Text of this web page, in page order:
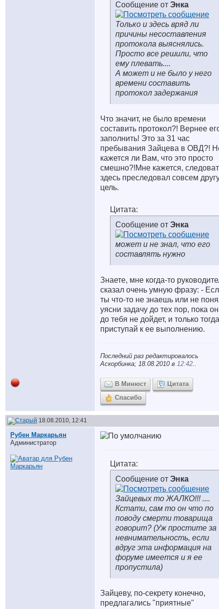
Сообщение от Энка
Только и здесь вряд ли
причины несоставления
протокола выяснялись.
Просто все решили, что
ему плевать....
А может и не было у него
времени составить
протокол задержания
Что значит, не было времени
составить протокол?! Вернее
заполнить! Это за 31 час
пребывания Зайцева в ОВД?!
кажется ли Вам, что это просто
смешно?!Мне кажется,
здесь преследовал совсем
цель.
Цитата:
Сообщение от Энка
может и не знал, что его
составлять нужно
Знаете, мне когда-то
сказал очень умную фразу: -
ты что-то не знаешь или не
уясни задачу до тех пор, пока
до тебя не дойдет, и только тогда
приступай к ее выполнению.
Последний раз редактировалось
Аскорбинка; 18.08.2010 в 12:42..
В Минюст
Цитата
Спасибо
18.08.2010, 12:41
Рубен Маркарьян
Администратор
Цитата:
Сообщение от Энка
Зайцевых то ЖАЛКО!!! ....
Кстати, сам то он что по
поводу смерти товарища
говорит? (Уж простите за
невнимательность, если
вдруг эта информация на
форуме имеется и я ее
пропустила)
Зайцеву, по-секрету конечно,
предлагались "приятные"